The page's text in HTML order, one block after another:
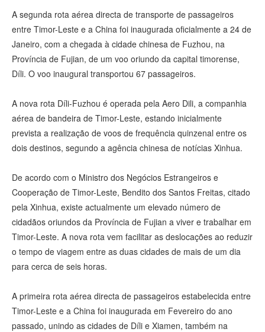
A segunda rota aérea directa de transporte de passageiros
entre Timor-Leste e a China foi inaugurada oficialmente a 24 de
Janeiro, com a chegada à cidade chinesa de Fuzhou, na
Província de Fujian, de um voo oriundo da capital timorense,
Díli. O voo inaugural transportou 67 passageiros.
A nova rota Díli-Fuzhou é operada pela Aero Dili, a companhia
aérea de bandeira de Timor-Leste, estando inicialmente
prevista a realização de voos de frequência quinzenal entre os
dois destinos, segundo a agência chinesa de notícias Xinhua.
De acordo com o Ministro dos Negócios Estrangeiros e
Cooperação de Timor-Leste, Bendito dos Santos Freitas, citado
pela Xinhua, existe actualmente um elevado número de
cidadãos oriundos da Província de Fujian a viver e trabalhar em
Timor-Leste. A nova rota vem facilitar as deslocações ao reduzir
o tempo de viagem entre as duas cidades de mais de um dia
para cerca de seis horas.
A primeira rota aérea directa de passageiros estabelecida entre
Timor-Leste e a China foi inaugurada em Fevereiro do ano
passado, unindo as cidades de Díli e Xiamen, também na